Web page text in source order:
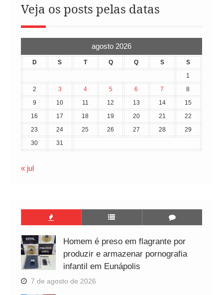
Veja os posts pelas datas
agosto 2026
D S T Q Q S
S
1
2
3 4 5 6 7
8
9
10 11 12 13 14
15
16
17 18 19 20 21
22
23
24 25 26 27 28
29
30
31
« jul
Homem é preso em flagrante por
produzir e armazenar pornografia
infantil em Eunápolis
7 de agosto de 2026